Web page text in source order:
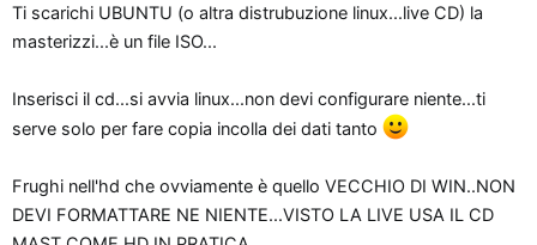
Ti scarichi UBUNTU (o altra distrubuzione linux...live CD) la
masterizzi...è un file ISO...
Inserisci il cd...si avvia linux...non devi configurare niente...ti
serve solo per fare copia incolla dei dati tanto
Frughi nell'hd che ovviamente è quello VECCHIO DI WIN..NON
DEVI FORMATTARE NE NIENTE...VISTO LA LIVE USA IL CD